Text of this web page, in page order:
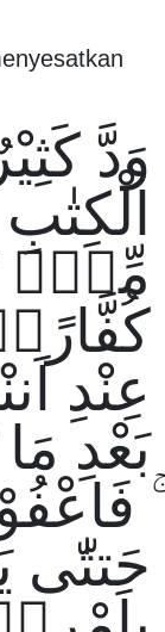
وَدَّ
مِّنْۢ
عِنْدِ
بَعْدِ
حَتتّٰى